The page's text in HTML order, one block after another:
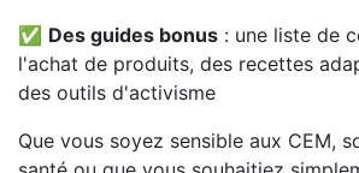
✅ Des guides bonus : une liste de
l'achat de produits, des recettes
des outils d'activisme
Que vous soyez sensible aux CEM,